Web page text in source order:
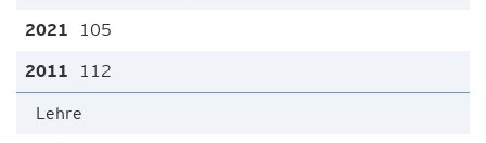
105
112
Lehre